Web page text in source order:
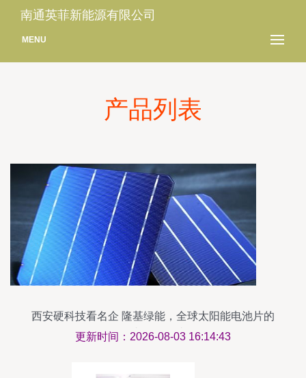
南通英菲新能源有限公司
MENU
产品列表
西安硬科技看名企 隆基绿能，全球太阳能电池片的
领跑者如何炼成？
更新时间：2026-08-03 16:14:43